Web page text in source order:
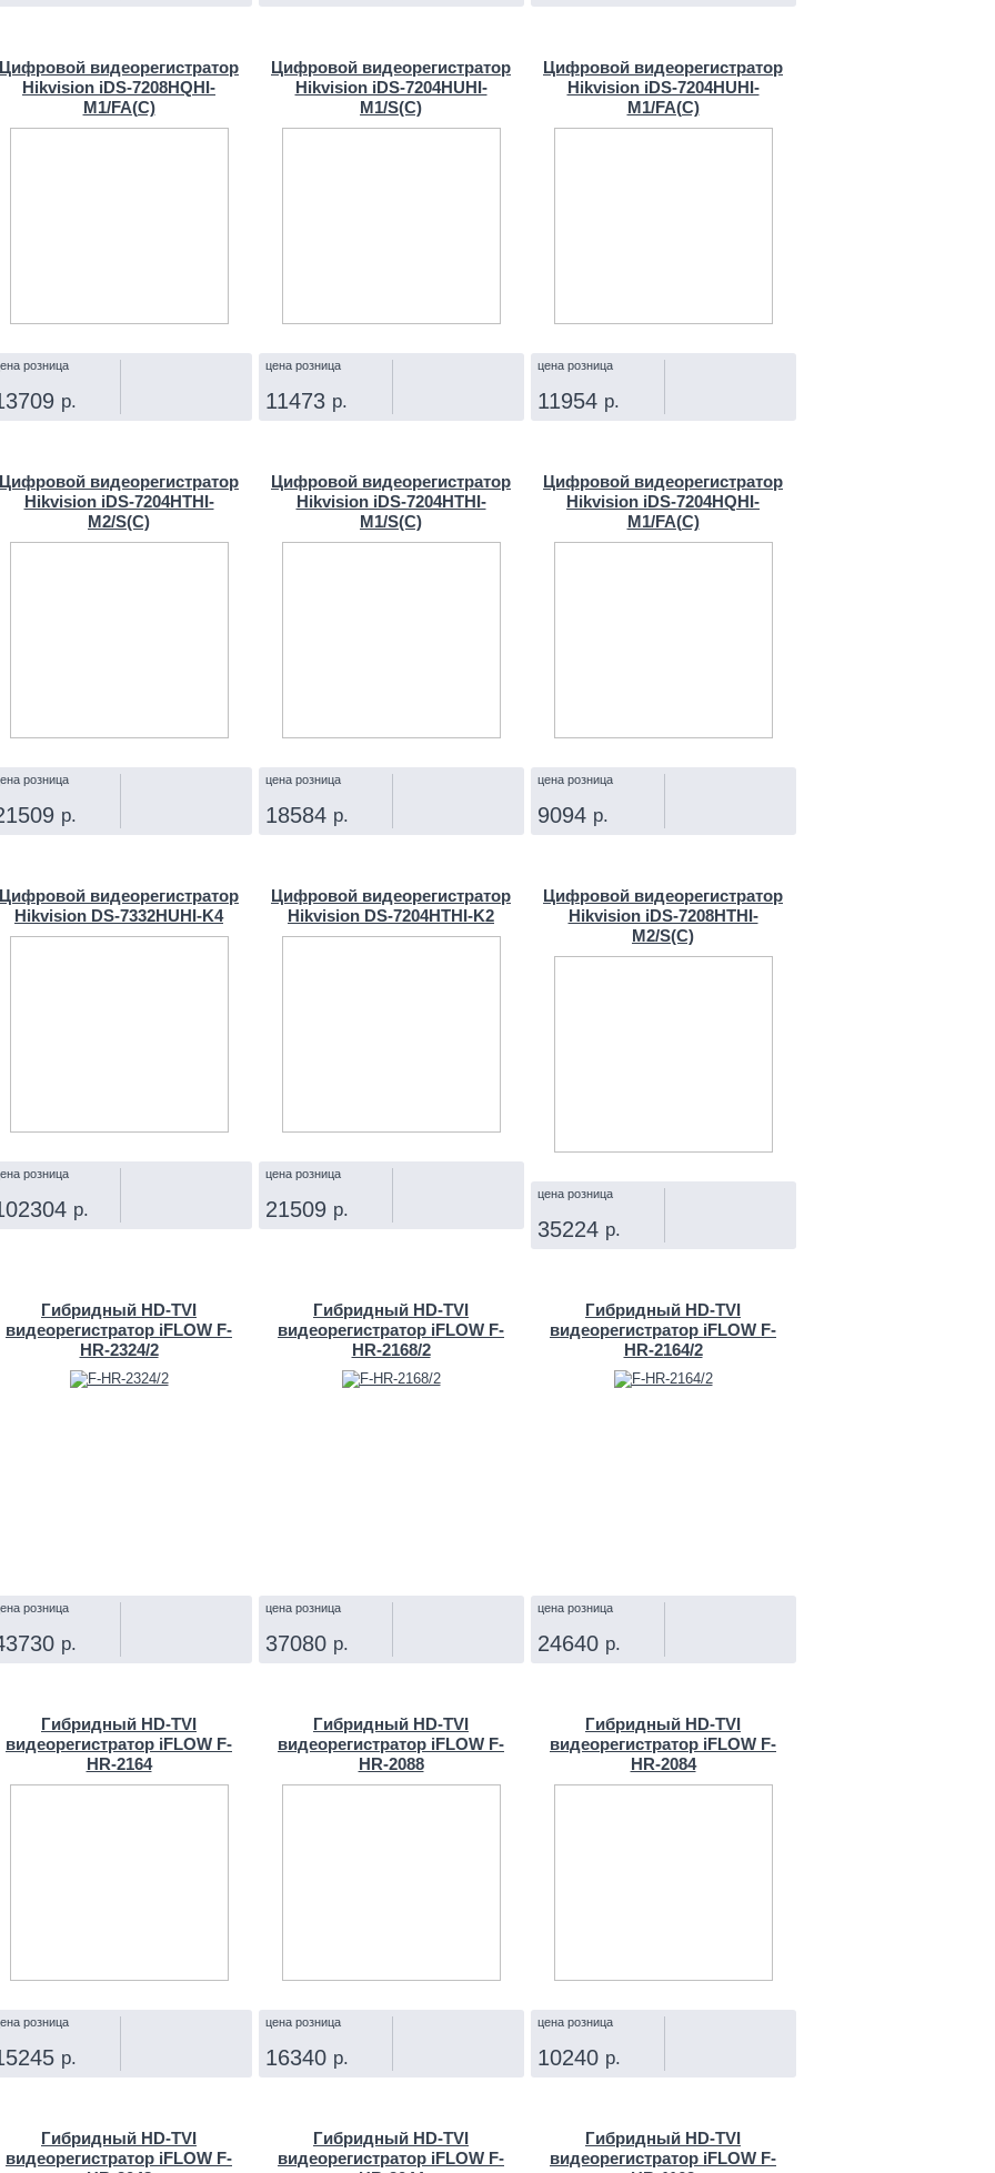
Цифровой видеорегистратор
Hikvision iDS-7208HQHI-
M1/FA(C)
розница
р.
Цифровой видеорегистратор
Hikvision iDS-7204HUHI-
M1/S(C)
цена розница
11473 р.
Цифровой видеорегистратор
Hikvision iDS-7204HUHI-
M1/FA(C)
цена розница
11954 р.
Цифровой видеорегистратор
Hikvision iDS-7204HTHI-
M2/S(C)
розница
р.
Цифровой видеорегистратор
Hikvision iDS-7204HTHI-
M1/S(C)
цена розница
18584 р.
Цифровой видеорегистратор
Hikvision iDS-7204HQHI-
M1/FA(C)
цена розница
9094 р.
Цифровой видеорегистратор
Hikvision DS-7332HUHI-K4
розница
р.
Цифровой видеорегистратор
Hikvision DS-7204HTHI-K2
цена розница
21509 р.
Цифровой видеорегистратор
Hikvision iDS-7208HTHI-
M2/S(C)
цена розница
35224 р.
Гибридный HD-TVI
видеорегистратор iFLOW F-
HR-2324/2
розница
р.
Гибридный HD-TVI
видеорегистратор iFLOW F-
HR-2168/2
цена розница
37080 р.
Гибридный HD-TVI
видеорегистратор iFLOW F-
HR-2164/2
цена розница
24640 р.
Гибридный HD-TVI
видеорегистратор iFLOW F-
HR-2164
розница
р.
Гибридный HD-TVI
видеорегистратор iFLOW F-
HR-2088
цена розница
16340 р.
Гибридный HD-TVI
видеорегистратор iFLOW F-
HR-2084
цена розница
10240 р.
Гибридный HD-TVI
видеорегистратор iFLOW F-
Гибридный HD-TVI
видеорегистратор iFLOW F-
Гибридный HD-TVI
видеорегистратор iFLOW F-